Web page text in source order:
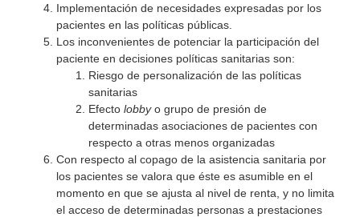
Implementación de necesidades expresadas por los
pacientes en las políticas públicas.
Los inconvenientes de potenciar la participación del
paciente en decisiones políticas sanitarias son:
Riesgo de personalización de las políticas
sanitarias
Efecto lobbyo grupo de presión de
determinadas asociaciones de pacientes con
respecto a otras menos organizadas
Con respecto al copago de la asistencia sanitaria por
los pacientes se valora que éste es asumible en el
momento en que se ajusta al nivel de renta, y no limita
el acceso de determinadas personas a prestaciones